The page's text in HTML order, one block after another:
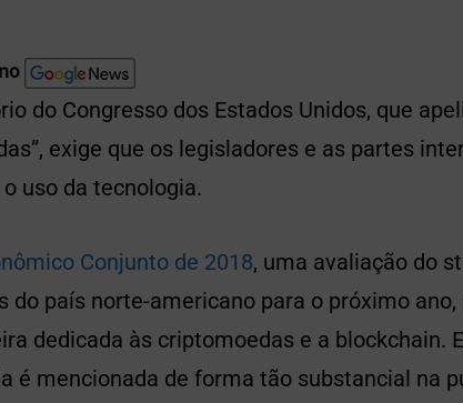
do Congresso dos Estados Unidos, que
exige que os legisladores e as partes
uso da tecnologia.
Conjunto de 2018, uma avaliação do
do país norte-americano para o próximo
dedicada às criptomoedas e a blockchain.
é mencionada de forma tão substancial na